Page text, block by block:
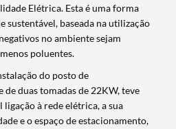
Elétrica. Esta é uma forma
sustentável, baseada na utilização
no ambiente sejam
poluentes.
do posto de
de duas tomadas de 22KW, teve
à rede elétrica, a sua
e o espaço de estacionamento,